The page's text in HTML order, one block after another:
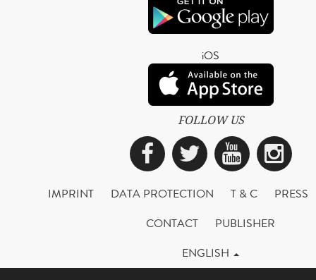
iOS
FOLLOW US
Facebook
Twitter
IMPRINT DATA PROTECTION T & C
PRESS
CONTACT
PUBLISHER
ENGLISH